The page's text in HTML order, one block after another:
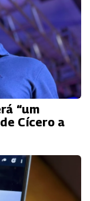
“um
Cícero a